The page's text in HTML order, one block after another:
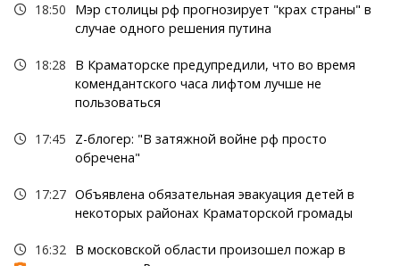
18:50
Мэр столицы рф прогнозирует "крах страны" в
случае одного решения путина
18:28
В Краматорске предупредили, что во время
комендантского часа лифтом лучше не
пользоваться
17:45
Z-блогер: "В затяжной войне рф просто
обречена"
17:27 Объявлена обязательная эвакуация детей в
некоторых районах Краматорской громады
16:32 В московской области произошел пожар в